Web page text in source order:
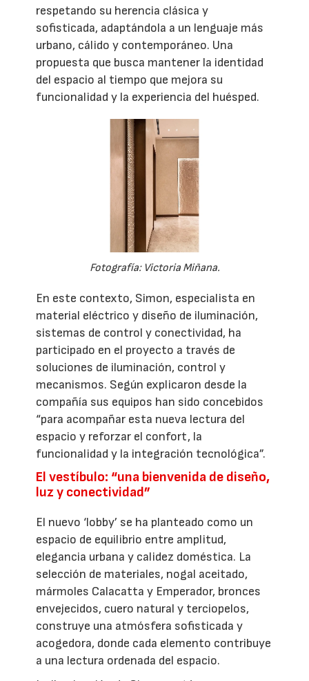
respetando su herencia clásica y
sofisticada, adaptándola a un lenguaje más
urbano, cálido y contemporáneo. Una
propuesta que busca mantener la identidad
del espacio al tiempo que mejora su
funcionalidad y la experiencia del huésped.
Fotografía: Victoria Miñana.
En este contexto, Simon, especialista en
material eléctrico y diseño de iluminación,
sistemas de control y conectividad, ha
participado en el proyecto a través de
soluciones de iluminación, control y
mecanismos. Según explicaron desde la
compañía sus equipos han sido concebidos
“para acompañar esta nueva lectura del
espacio y reforzar el confort, la
funcionalidad y la integración tecnológica”.
El vestíbulo: “una bienvenida de diseño,
luz y conectividad”
El nuevo ‘lobby’ se ha planteado como un
espacio de equilibrio entre amplitud,
elegancia urbana y calidez doméstica. La
selección de materiales, nogal aceitado,
mármoles Calacatta y Emperador, bronces
envejecidos, cuero natural y terciopelos,
construye una atmósfera sofisticada y
acogedora, donde cada elemento contribuye
a una lectura ordenada del espacio.